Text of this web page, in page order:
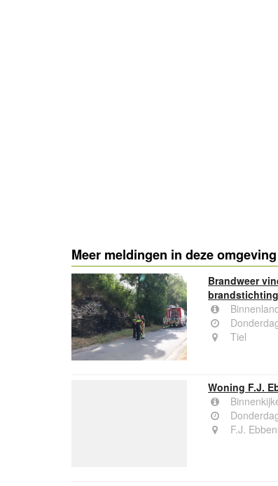
Meer meldingen in deze omgeving
Brandweer
brandstichting
Tiel
Woning F.J.
F.J.